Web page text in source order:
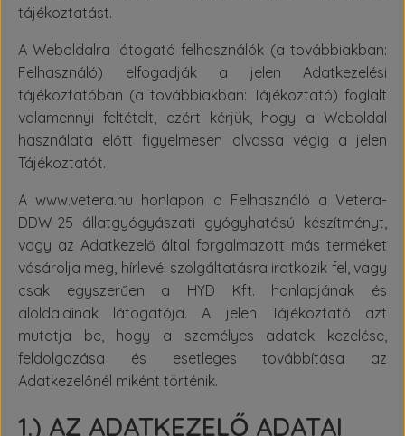
tájékoztatást.
A Weboldalra látogató felhasználók (a továbbiakban:
Felhasználó) elfogadják a jelen Adatkezelési
tájékoztatóban (a továbbiakban: Tájékoztató) foglalt
valamennyi feltételt, ezért kérjük, hogy a Weboldal
használata előtt figyelmesen olvassa végig a jelen
Tájékoztatót.
A www.vetera.hu honlapon a Felhasználó a Vetera-
DDW-25 állatgyógyászati gyógyhatású készítményt,
vagy az Adatkezelő által forgalmazott más terméket
vásárolja meg, hírlevél szolgáltatásra iratkozik fel, vagy
csak egyszerűen a HYD Kft. honlapjának és
aloldalainak látogatója. A jelen Tájékoztató azt
mutatja be, hogy a személyes adatok kezelése,
feldolgozása és esetleges továbbítása az
Adatkezelőnél miként történik.
1.) AZ ADATKEZELŐ ADATAI